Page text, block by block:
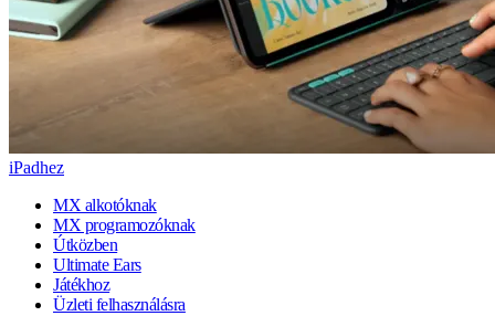
iPadhez
MX alkotóknak
MX programozóknak
Útközben
Ultimate Ears
Játékhoz
Üzleti felhasználásra